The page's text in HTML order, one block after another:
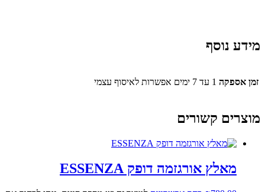
מידע נוסף
זמן אספקה 1 עד 7 ימים אפשרות לאיסוף עצמי
מוצרים קשורים
מאלץ אורגזמה דופק ESSENZA